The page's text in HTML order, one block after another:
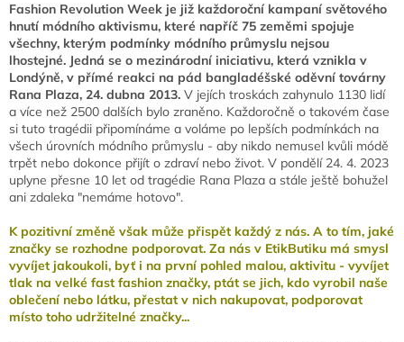
Fashion Revolution Week je již každoroční kampaní světového
hnutí módního aktivismu, které napříč 75 zeměmi spojuje
všechny, kterým podmínky módního průmyslu nejsou
lhostejné. Jedná se o mezinárodní iniciativu, která vznikla v
Londýně, v přímé reakci na pád bangladéšské oděvní továrny
Rana Plaza, 24. dubna 2013. V jejích troskách zahynulo 1130 lidí
a více než 2500 dalších bylo zraněno. Každoročně o takovém čase
si tuto tragédii připomínáme a voláme po lepších podmínkách na
všech úrovních módního průmyslu - aby nikdo nemusel kvůli módě
trpět nebo dokonce přijít o zdraví nebo život. V pondělí 24. 4. 2023
uplyne přesne 10 let od tragédie Rana Plaza a stále ještě bohužel
ani zdaleka "nemáme hotovo".
K pozitivní změně však může přispět každý z nás. A to tím, jaké
značky se rozhodne podporovat. Za nás v EtikButiku má smysl
vyvíjet jakoukoli, byť i na první pohled malou, aktivitu - vyvíjet
tlak na velké fast fashion značky, ptát se jich, kdo vyrobil naše
oblečení nebo látku, přestat v nich nakupovat, podporovat
místo toho udržitelné značky...